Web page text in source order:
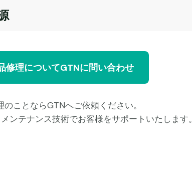
修理についてGTNに問い合わせ
ことならGTNへご依頼ください。
ンテナンス技術でお客様をサポートいたします。